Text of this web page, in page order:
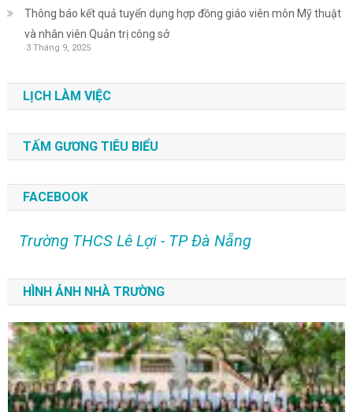
Thông báo kết quả tuyển dụng hợp đồng giáo viên môn Mỹ thuật
và nhân viên Quản trị công sở
3 Tháng 9, 2025
LỊCH LÀM VIỆC
TẤM GƯƠNG TIÊU BIỂU
FACEBOOK
Trường THCS Lê Lợi - TP Đà Nẵng
HÌNH ẢNH NHÀ TRƯỜNG